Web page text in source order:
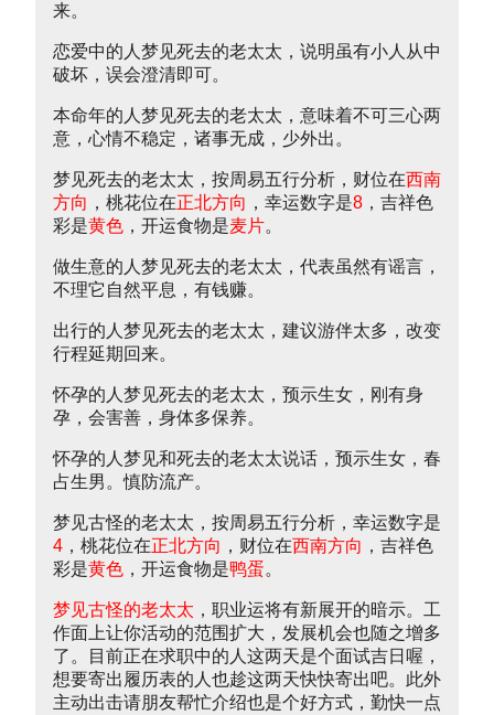
来。
恋爱中的人梦见死去的老太太，说明虽有小人从中
破坏，误会澄清即可。
本命年的人梦见死去的老太太，意味着不可三心两
意，心情不稳定，诸事无成，少外出。
梦见死去的老太太，按周易五行分析，财位在西南
方向 ，桃花位在正北方向 ，幸运数字是8 ，吉祥色
彩是黄色 ，开运食物是麦片。
做生意的人梦见死去的老太太，代表虽然有谣言，
不理它自然平息，有钱赚。
出行的人梦见死去的老太太，建议游伴太多，改变
行程延期回来。
怀孕的人梦见死去的老太太，预示生女，刚有身
孕，会害善，身体多保养。
怀孕的人梦见和死去的老太太说话，预示生女，春
占生男。慎防流产。
梦见古怪的老太太，按周易五行分析，幸运数字是
4 ，桃花位在正北方向 ，财位在西南方向 ，吉祥色
彩是黄色 ，开运食物是鸭蛋。
梦见古怪的老太太 ，职业运将有新展开的暗示。工
作面上让你活动的范围扩大，发展机会也随之增多
了。目前正在求职中的人这两天是个面试吉日喔，
想要寄出履历表的人也趁这两天快快寄出吧。此外
主动出击请朋友帮忙介绍也是个好方式，勤快一点